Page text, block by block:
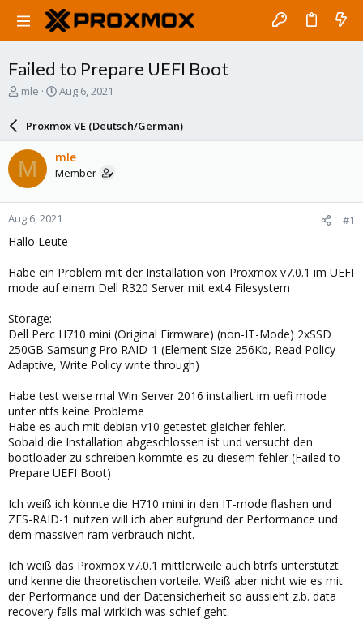
Failed to Prepare UEFI Boot
T
a
d
s
t
a
r
t
e
r
mle
S
r
d
a
e
Aug 6, 2021
Proxmox VE (Deutsch/German)
M mle
Member
Aug 6, 2021 #1
Hallo Leute
Habe ein Problem mit der Installation von Proxmox v7.0.1 im UEFI
mode auf einem Dell R320 Server mit ext4 Filesystem
Storage:
Dell Perc H710 mini (Original Firmware) (non-IT-Mode) 2xSSD
250GB Samsung Pro RAID-1 (Element Size 256Kb, Read Policy
Adaptive, Write Policy write through)
Habe test weise mal Win Server 2016 installiert im uefi mode
unter ntfs keine Probleme
Habe es auch mit debian v10 getestet gleicher fehler.
Sobald die Installation abgeschlossen ist und versucht den
bootloader zu schreiben kommte es zu diesem fehler (Failed to
Prepare UEFI Boot)
Ich weiß ich könnte die H710 mini in den IT-mode flashen und
ZFS-RAID-1 nutzen will ich aber aufgrund der Performance und
dem massiven ram verbrauch nicht.
Ich weiß das Proxmox v7.0.1 mittlerweile auch btrfs unterstützt
und kenne die theoretischen vorteile. Weiß aber nicht wie es mit
der Performance und der Datensicherheit so aussieht z.b. data
recovery falls mal wirklich was schief geht.